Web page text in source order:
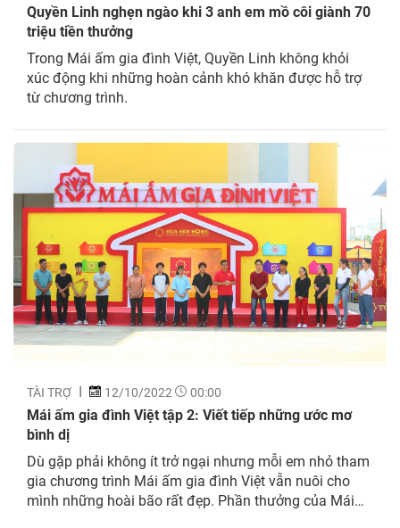
Quyền Linh nghẹn ngào khi 3 anh em mồ côi giành 70
triệu tiền thưởng
Trong Mái ấm gia đình Việt, Quyền Linh không khỏi
xúc động khi những hoàn cảnh khó khăn được hỗ trợ
từ chương trình.
TÀI TRỢ 12/10/2022 00:00
Mái ấm gia đình Việt tập 2: Viết tiếp những ước mơ
bình dị
Dù gặp phải không ít trở ngại nhưng mỗi em nhỏ tham
gia chương trình Mái ấm gia đình Việt vẫn nuôi cho
mình những hoài bão rất đẹp. Phần thưởng của Mái